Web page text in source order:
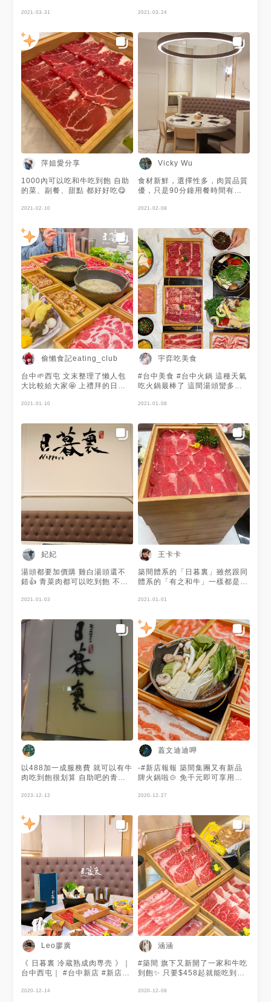
蝦泥捏成一球，下鍋後一整球為
店員一推薦！我馬上點！我超級
愛吃蝦 這個必點啊！有夠好吃
😋 ➡️湯頭是干貝海鮮～喝起來
極為鮮甜，而且吃得到小干貝們
～ 澳洲和牛非常出色優秀！肉
質鮮美軟嫩，大概來回涮3下就
可以吃了～入口即化的享受讚讚
讚！然後配上我的獨門醬料！
super 讚 🤫偷偷說一下我吃火
鍋的獨門醬料配方：醬油一大匙
+2小湯匙的白醋 +蔥花 ！就這
樣！拿來沾肉非常絕配！尤其是
牛肉！吃起來酸香酸香的，很能
襯托肉質的口感味道！而且很開
胃解膩！大口吃肉👍 日暮裏有
附許多醬料給你自由配！辣椒大
蒜蔥花醬油醋沙茶..非常貼心！
偷偷跟各位說🤫會員優惠送起
來！ 🌿新會員→首次加入會員
花豬、雞腿肉、蛤蜊、潮鯛魚
片、鮮蝦任你選✨ 消費滿$100
可累積1點！集滿『10點』 ➡️還
能免費兌換風味湯底🍲 而且現
在購買外帶防疫套餐就能馬上使
用點數🔥 🌿老顧客➡️LINE「10
點禮物券」大放送！至門店消費
立馬做兌換！禮物券可兌換
【10點指定品項】 🏠：40758
台中市西屯區文心路二段215號
☎️：04 -2259 -5111 ⏰：
11:00-21:00（週一到週日）
甜的甜筒 我一口氣直接吃了三
#HERSHEYS 冰沙、氣泡類飲
料、水果汁甚至咖啡通通都有～
- 🔎#涵涵ㄔ台中 #涵涵ㄔ火鍋 #
涵涵ㄔ吃到飽 - 📍 台中市西屯
區文心路二段215號 ⏳11:00-
4:00 🔗04-2259-5111 ⚠️用餐
時間100分鐘需收一成服務費 📍
台北市中山區南京東路一段138
號2樓【台北南京駅】 🔗02-
2542-9199 📍台南市北區中華
北路一段113號【台南中華北
駅】 🔗06-358-2327 - 🏷️#台
中美食 #冷藏和牛鍋物#濕式熟
成冷藏肉 #冷藏和牛鍋物專家#
台中吃到飽 #台中火鍋 #台中必
吃 #西屯區 #西屯美食 #火鍋吃
到飽 #台中好吃 #和牛吃到飽 #
火鍋 #hotpot #taichung
#taichungfood #foodpics
2021-03-31 2021-03-24
萍姐愛分享
1000內可以吃和牛吃到飽 自助
的菜、副餐、甜點 都好好吃😋
2021-02-10
Vicky Wu
食材新鮮，選擇性多，肉質品質
優，只是90分鐘用餐時間有點
2021-02-08
偷懶食記eating_club
台中🌱西屯 文末整理了懶人包
大比較給大家🤩 上禮拜的日暮
氣實在太冷了不吃真的對不起自
非常方便，如果沒位子旁邊有築
間，對面是有之和牛🐂 - ▫️💰
$788/人 營業到凌晨四點，宵夜
時間也可以衝🔥 一樣是推這個
感！超美～而且微包廂設計更有
隱私💗 ☞︎湯頭 湯頭7種，宇宙
無敵夭壽推#野茸奶香白湯 需要
+$60升級但很好喝，蔬菜肉品
都ok💯 信州鮭魚白味噌也不
錯，是有魚肉的🐟這次選的湯
都比上次棒！ ☞︎肉品 雞腿排一
樣推薦花雕雞的，煮剛剛好時間
就好不然酒香會不見，雞皮炙燒
的很美很香🍗不喜歡酒味的可以
花油脂比較豐美～霜降就在稍微
後下鍋數秒放盤子讓熱氣滲入即
可，可以不用一定要煮到全熟
喔⸜(* ॑ ॑* )⸝ 牛肉的話還有牛腹、
雪花、板腱，豬肉是里肌、雪
花、嫩肩🐷嫩肩還不錯～沒有豬
騷味 ☞︎自助吧 和風壽喜雜炊依
舊來一份然後狂扒飯🍚蔬菜區大
體上沒有太多變化，種類也很多
～🍲霜淇淋真的再加油，明治冰
淇淋我都吃草莓起司、oreo、
彈珠汽水、抹茶！ 📒心得總整
理 #有之和牛 vs #日暮裏 基本
上要看你的取向是什麼‼️ 如果是
狂吃肉型，推薦日暮裏因為同價
位$788肉品比較多種～飲料、
冰淇淋那些其實沒什麼差，但日
暮裏的配料蔬菜區東西比有之和
牛少( ˙꒳˙ ) 如果你很喜歡吃各種
火鍋配料、麵、魚漿，又想吃一
裏（台中市政店） 🕐週一～週
日11:00～4:00 🔥熱門標籤 🏷️
#偷懶ㄔ台中 🏷️#偷懶ㄔ鹹食 -
2021-01-10
宇弈吃美食
#台中美食 #台中火鍋 這種天氣
吃火鍋最棒了 這間湯頭蠻多的
質其實很一般🤫 - 想看更多可以
2021-01-08
妃妃
湯頭都要加價購 雞白湯頭還不
錯👍 青菜肉都可以吃到飽 不吃
2021-01-03
王卡卡
築間體系的「日暮裏」雖然跟同
體系的「有之和牛」一樣都是和
呈現；消費價位不同，肉品是採
牛吃到飽是$788價位才有，若
想吃日本和牛也可以用單點方式
享用。 湯頭的話有豚骨昆布
湯、秘煉老熬牛隨湯、海味干
貝、韓香泡菜湯、九州本物雞白
湯、野茸奶香白湯、信州鮭魚白
味噌湯..選擇，自助吧有當季蔬
菜之外，還有鳥蛋、黃金泡菜、
凍豆腐、韓國年糕、蛋餃、蝦
滑、泡麵等多種食材，飲料區除
了咖啡、汽水外，冰品有美錄冰
沙、蝦霜淇林、明治冰淇淋等。
「日暮裏」是一個人也可以吃的
火鍋吃到飽，營業時間也是到凌
晨4點，夜貓子半夜肚子餓可以
吃得很滿足！新展店生意很好，
用餐建議訂位唷！
2021-01-01
以488加一成服務費 就可以有牛
肉吃到飽很划算 自助吧的青菜
淋 好吃😋
2023-12-12
蓋文迪迪呷
-#新店報報 築間集團又有新品
牌火鍋啦🍲 免千元即可享用和
業到凌晨四點根本宵夜好選擇
時段｜498/598/788 這次是選
擇788吃到飽的方案 肉品有👉🏻
澳洲板腱牛·雪花牛·特級牛腹肉
黑豚里肌肋眼·雪花豚·特級黑豚
嫩肩 現流無骨雞腿·秘製炙燒無
骨雞腿·經典花雕燒雞腿 還有重
頭戲 澳洲特選和牛雪花·和牛霜
降 豐盛肉品外，自助吧更是豐
富！ 60多種的蔬菜、火鍋料等
人你夾 飲品、冰品也是多種選
擇🥤 整個超級划算啊🤩 湯頭我
這次選海味干貝湯以及秘煉老熬
牛髓湯 兩款湯頭都很清甜！好
的湯頭就是要搭配好的食材 整
體豐富度與價格個人覺得值得二
訪喔🤩 - ℹ️𝙸𝚗𝚏𝚘𝚛𝚖𝚊𝚝𝚒𝚘𝚗 📍
台中市西屯區文心路二段215號
04:00 🏷️ @nippori.hotpot / #
2020-12-27
Leo廖廣
《 日暮裏 冷蔵熟成肉専売 》｜
台中西屯｜ #台中新店 #新店報
の有之和牛🍲 真的太猛啦最近
2020-12-14
涵涵
#築間 旗下又新開了一家和牛吃
到飽✨ 只要$458起就能吃到高
能吃到「冷藏澳洲特選和牛雪
2020-12-08